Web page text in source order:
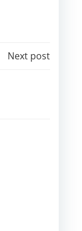
Next post